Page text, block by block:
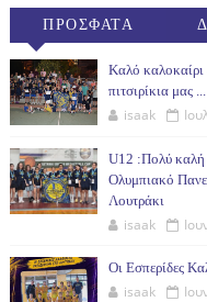
ΠΡΟΣΦΑΤΑ
Καλό καλοκαίρι
πιτσιρίκια μας ...
isaak
U12 :Πολύ καλή
Ολυμπιακό
Λουτράκι
isaak
Οι Εσπερίδες
isaak